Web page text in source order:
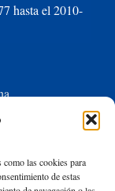
como las cookies para
de estas
hasta el 2010-